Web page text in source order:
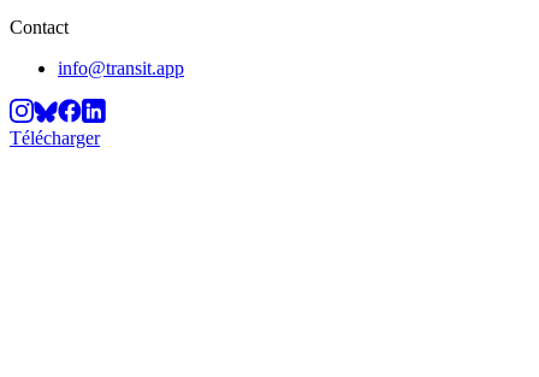
Contact
info@transit.app
Télécharger